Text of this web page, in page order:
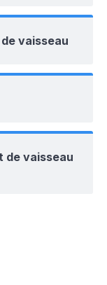
vaisseau
de vaisseau